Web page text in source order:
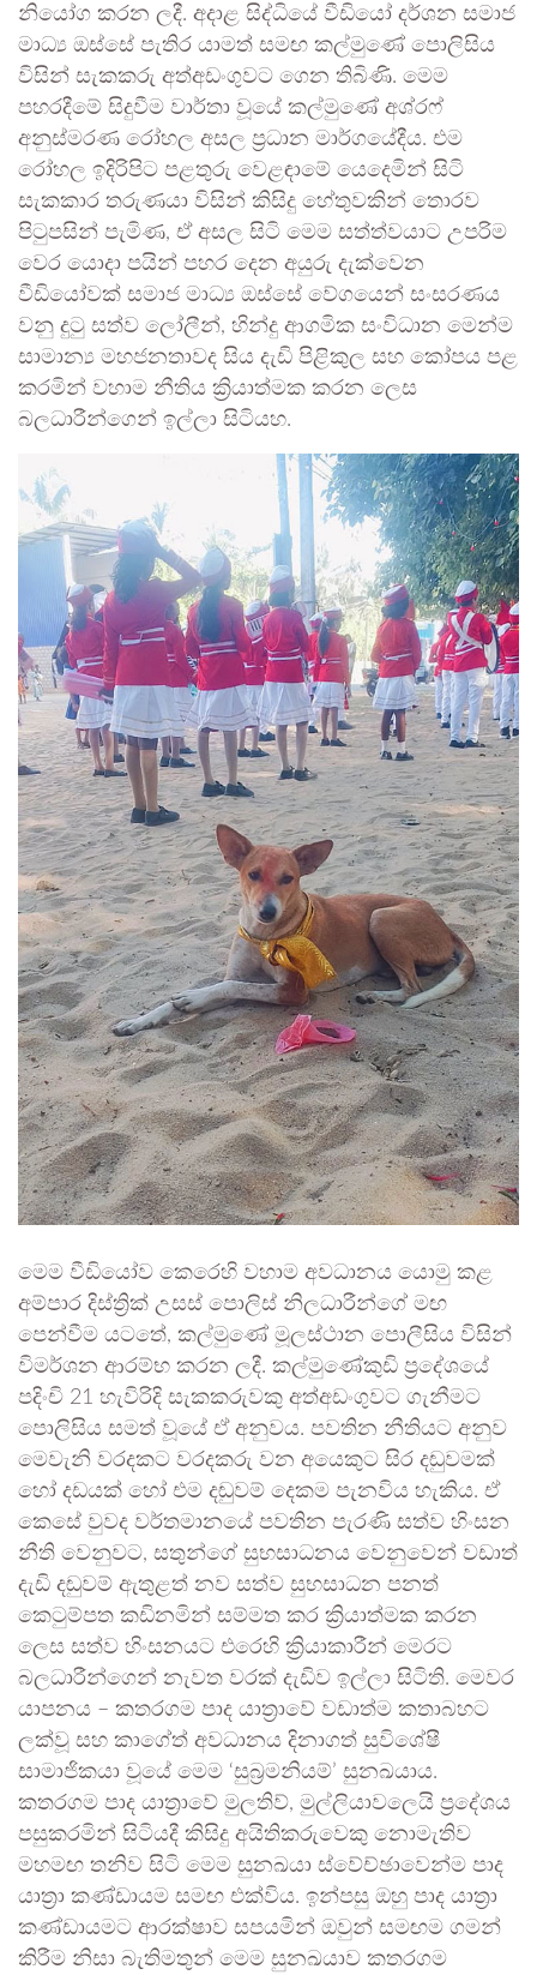
නියෝග කරන ලදී. අදාළ සිද්ධියේ වීඩියෝ දර්ශන සමාජ
මාධ්‍ය ඔස්සේ පැතිර යාමත් සමඟ කල්මුණේ පොලිසිය
විසින් සැකකරු අත්අඩංගුවට ගෙන තිබිණි. මෙම
පහරදීමේ සිදුවීම වාර්තා වූයේ කල්මුණේ අශ්රෆ්
අනුස්මරණ රෝහල අසල ප්‍රධාන මාර්ගයේදීය. එම
රෝහල ඉදිරිපිට පළතුරු වෙළඳාමේ යෙදෙමින් සිටි
සැකකාර තරුණයා විසින් කිසිදු හේතුවකින් තොරව
පිටුපසින් පැමිණ, ඒ අසල සිටි මෙම සත්ත්වයාට උපරිම
වෙර යොදා පයින් පහර දෙන අයුරු දැක්වෙන
වීඩියෝවක් සමාජ මාධ්‍ය ඔස්සේ වේගයෙන් සංසරණය
වනු දුටු සත්ව ලෝලීන්, හින්දු ආගමික සංවිධාන මෙන්ම
සාමාන්‍ය මහජනතාවද සිය දැඩි පිළිකුල සහ කෝපය පළ
කරමින් වහාම නීතිය ක්‍රියාත්මක කරන ලෙස
බලධාරීන්ගෙන් ඉල්ලා සිටියහ.
මෙම වීඩියෝව කෙරෙහි වහාම අවධානය යොමු කළ
අම්පාර දිස්ත්‍රික් උසස් පොලිස් නිලධාරීන්ගේ මඟ
පෙන්වීම යටතේ, කල්මුණේ මූලස්ථාන පොලීසිය විසින්
විමර්ශන ආරම්භ කරන ලදී. කල්මුණේකුඩි ප්‍රදේශයේ
පදිංචි 21 හැවිරිදි සැකකරුවකු අත්අඩංගුවට ගැනීමට
පොලිසිය සමත් වූයේ ඒ අනුවය. පවතින නීතියට අනුව
මෙවැනි වරදකට වරදකරු වන අයෙකුට සිර දඬුවමක්
හෝ දඩයක් හෝ එම දඬුවම් දෙකම පැනවිය හැකිය. ඒ
කෙසේ වුවද වර්තමානයේ පවතින පැරණි සත්ව හිංසන
නීති වෙනුවට, සතුන්ගේ සුභසාධනය වෙනුවෙන් වඩාත්
දැඩි දඬුවම් ඇතුළත් නව සත්ව සුභසාධන පනත්
කෙටුම්පත කඩිනමින් සම්මත කර ක්‍රියාත්මක කරන
ලෙස සත්ව හිංසනයට එරෙහි ක්‍රියාකාරීන් මෙරට
බලධාරීන්ගෙන් නැවත වරක් දැඩිව ඉල්ලා සිටිති. මෙවර
යාපනය – කතරගම පාද යාත්‍රාවේ වඩාත්ම කතාබහට
ලක්වූ සහ කාගේත් අවධානය දිනාගත් සුවිශේෂී
සාමාජිකයා වූයේ මෙම ‘සුබ්‍රමනියම්’ සුනඛයාය.
කතරගම පාද යාත්‍රාවේ මුලතිව්, මුල්ලියාවලෙයි ප්‍රදේශය
පසුකරමින් සිටියදී කිසිදු අයිතිකරුවෙකු නොමැතිව
මහමඟ තනිව සිටි මෙම සුනඛයා ස්වේච්ඡාවෙන්ම පාද
යාත්‍රා කණ්ඩායම සමඟ එක්විය. ඉන්පසු ඔහු පාද යාත්‍රා
කණ්ඩායමට ආරක්ෂාව සපයමින් ඔවුන් සමඟම ගමන්
කිරීම නිසා බැතිමතුන් මෙම සුනඛයාව කතරගම